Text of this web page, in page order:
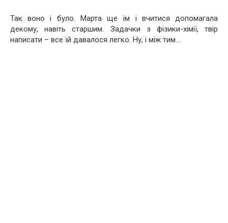
Так воно і було. Марта ще їм і вчитися допомагала
декому, навіть старшим. Задачки з фізики-хімії, твір
написати – все їй давалося легко. Ну, і між тим…